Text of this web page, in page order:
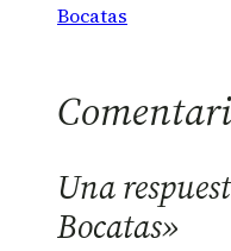
Bocatas
Una
Bocatas»